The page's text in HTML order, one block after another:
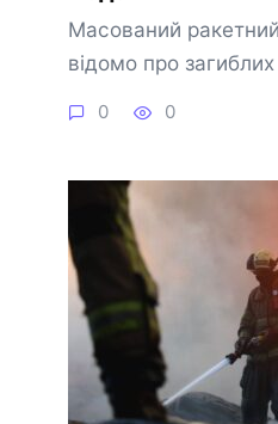
Масований
відомо про загиблих
0 0